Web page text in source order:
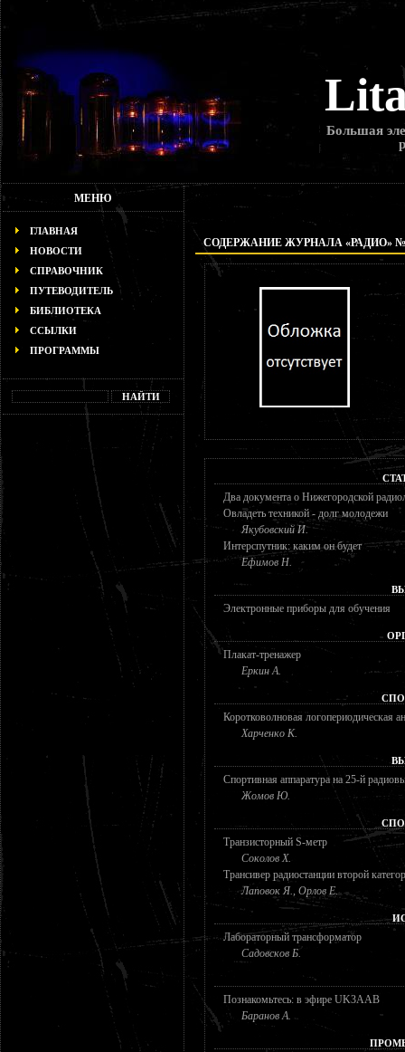
Большая
МЕНЮ
ГЛАВНАЯ
НОВОСТИ
СПРАВОЧНИК
ПУТЕВОДИТЕЛЬ
БИБЛИОТЕКА
ССЫЛКИ
ПРОГРАММЫ
СОДЕРЖАНИЕ ЖУРНАЛА «РАДИО» №
Два документа о Нижегородской
Овладеть техникой - долг молодежи
Якубовский И.
Интерспутник: каким он будет
Ефимов Н.
Электронные приборы для обучения
Плакат-тренажер
Еркин А.
Коротковолновая логопериодическая
Харченко К.
Спортивная аппаратура на 25-й
Жомов Ю.
Транзисторный S-метр
Соколов Х.
Трансивер радиостанции второй
Лаповок Я., Орлов Е.
Лабораторный трансформатор
Садовсков Б.
Познакомьтесь: в эфире UK3AAB
Баранов А.